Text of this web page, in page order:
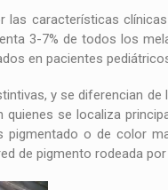
características
3-7% de todos los
en pacientes
y se diferencian
se localiza
o de color
de pigmento rodeada por